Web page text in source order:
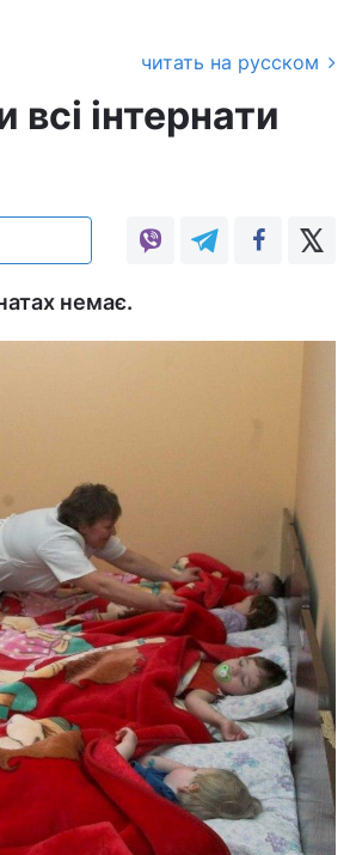
читать на русском
інтернати
немає.